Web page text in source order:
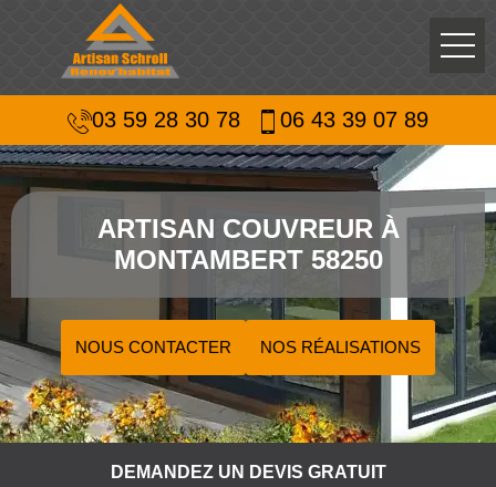
03 59 28 30 78 06 43 39 07 89
ARTISAN COUVREUR À
MONTAMBERT 58250
NOUS CONTACTER NOS RÉALISATIONS
DEMANDEZ UN DEVIS GRATUIT